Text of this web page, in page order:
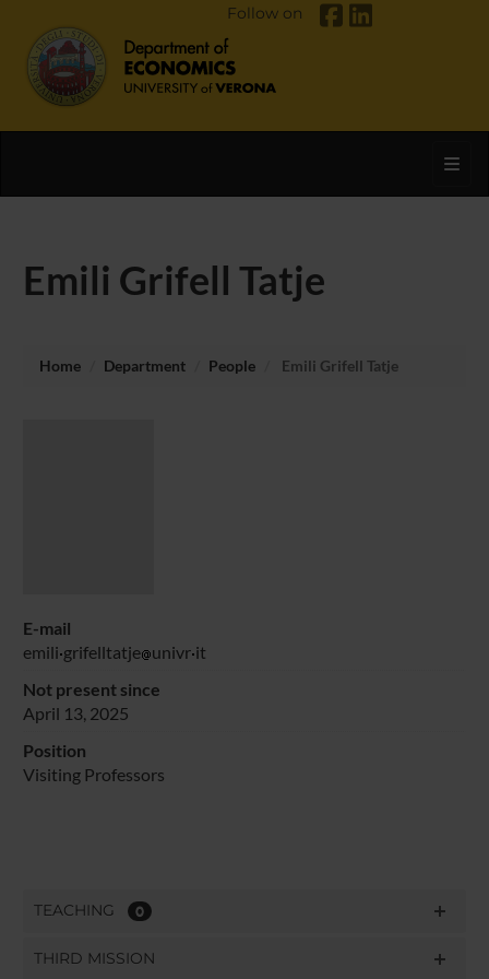
Follow on
Emili Grifell Tatje
Home Department People Emili Grifell Tatje
E-mail
emili grifelltatje univr it
Not present since
April 13, 2025
Position
Visiting Professors
TEACHING 0
THIRD MISSION